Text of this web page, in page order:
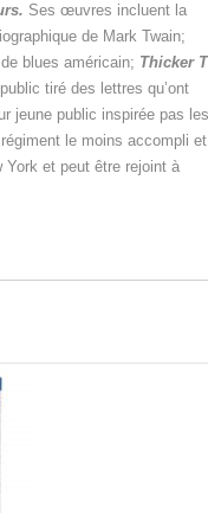
Ses œuvres incluent la
de Mark Twain;
blues américain; Thicker
tiré des lettres qu’ont
jeune public inspirée pas les
le moins accompli
York et peut être rejoint à